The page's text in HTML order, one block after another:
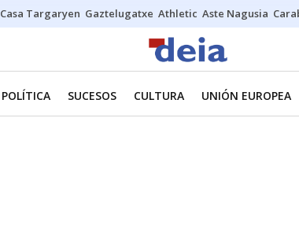
Casa Targaryen Gaztelugatxe Athletic Aste Nagusia
POLÍTICA SUCESOS CULTURA UNIÓN EUROPEA